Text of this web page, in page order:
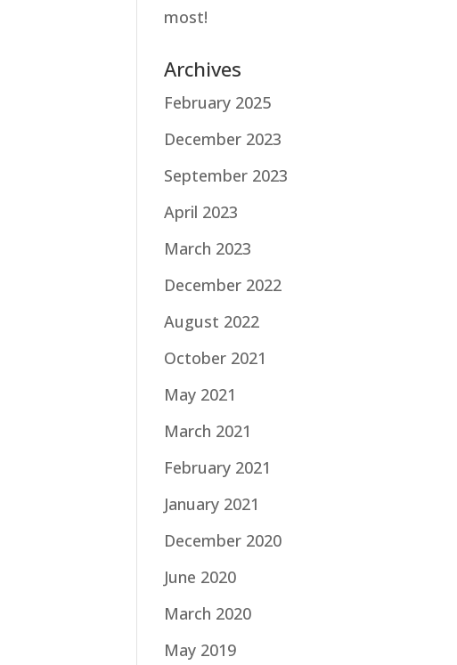
most!
Archives
February 2025
December 2023
September 2023
April 2023
March 2023
December 2022
August 2022
October 2021
May 2021
March 2021
February 2021
January 2021
December 2020
June 2020
March 2020
May 2019